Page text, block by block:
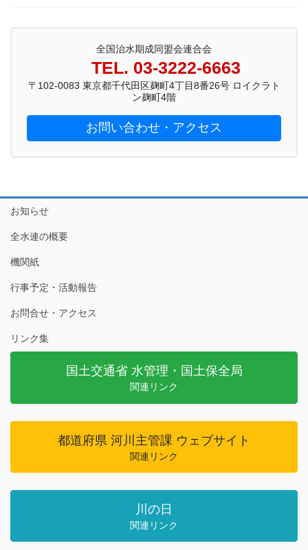
全国治水期成同盟会連合会
TEL. 03-3222-6663
〒102-0083 東京都千代田区麹町4丁目8番26号 ロイクラト
ン麹町4階
お問い合わせ・アクセス
お知らせ
全水連の概要
機関紙
行事予定・活動報告
お問合せ・アクセス
リンク集
国土交通省 水管理・国土保全局
関連リンク
都道府県 河川主管課 ウェブサイト
関連リンク
川の日
関連リンク